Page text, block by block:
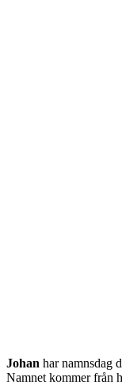
Johan har namnsdag
Namnet kommer från